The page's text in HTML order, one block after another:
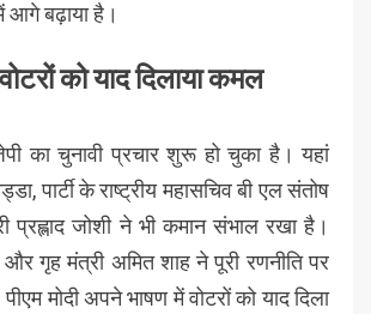
आगे बढ़ाया है।
को याद दिलाया कमल
का चुनावी प्रचार शुरू हो चुका है। यहां
पार्टी के राष्ट्रीय महासचिव बी एल संतोष
प्रह्लाद जोशी ने भी कमान संभाल रखा है।
और गृह मंत्री अमित शाह ने पूरी रणनीति पर
मोदी अपने भाषण में वोटरों को याद दिला